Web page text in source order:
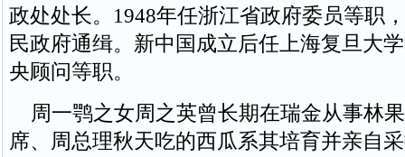
政处处长。1948年任浙江省政府委员等职
民政府通缉。新中国成立后任上海复旦大
央顾问等职。
周一鹗之女周之英曾长期在瑞金从事林
席、周总理秋天吃的西瓜系其培育并亲自